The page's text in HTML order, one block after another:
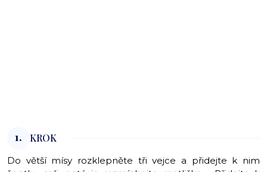
1. KROK
Do větší mísy rozklepněte tři vejce a přidejte k nim